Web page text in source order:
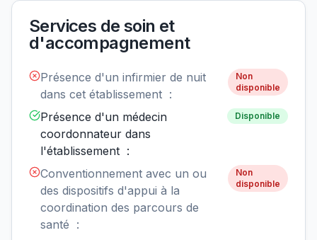
Services de soin et
d'accompagnement
Présence d'un infirmier de nuit
dans cet établissement :
Non
disponible
Présence d'un médecin
coordonnateur dans
l'établissement :
Disponible
Conventionnement avec un ou
des dispositifs d'appui à la
coordination des parcours de
santé :
Non
disponible